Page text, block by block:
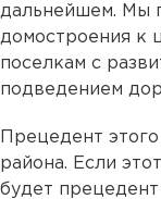
дальнейшем. Мы
домостроения к
поселкам с
подведением
Прецедент
района. Если
будет